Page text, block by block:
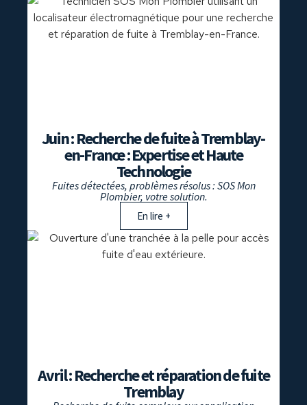
Juin : Recherche de fuite à Tremblay-
en-France : Expertise et Haute
Technologie
Fuites détectées, problèmes résolus : SOS Mon
Plombier, votre solution.
En lire +
Avril : Recherche et réparation de fuite
Tremblay